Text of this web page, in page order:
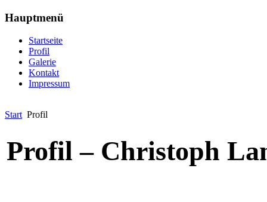
Hauptmenü
Startseite
Profil
Galerie
Kontakt
Impressum
Start Profil
Profil – Christoph